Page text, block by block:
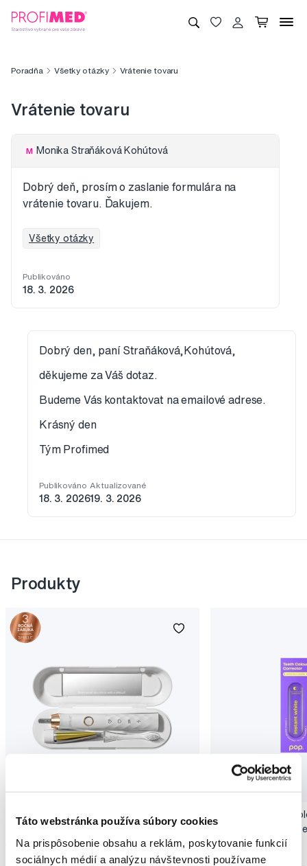
Táto webstránka používa súbory cookies
Na prispôsobenie obsahu a reklám, poskytovanie funkcií
sociálnych médií a analýzu návštevnosti používame
Poradňa Všetky otázky Vrátenie tovaru
Vrátenie tovaru
M Monika Straňáková Kohútová
Dobrý deň, prosím o zaslanie formulára na
vrátenie tovaru. Ďakujem.
Všetky otázky
Publikováno
18. 3. 2026
Dobrý den, paní Straňáková,Kohútová,
děkujeme za Váš dotaz.
Budeme Vás kontaktovat na emailové adrese.
Krásný den
Tým Profimed
Publikováno
18. 3. 2026
Aktualizované
19. 3. 2026
Produkty
SMILLE Sonic Brush - Prémiová sonická
kefka s kónickými vláknami SANGI, biela
149,99 €
Pop Instant Teeth
pre okamžitý bieliaci
10,90 €